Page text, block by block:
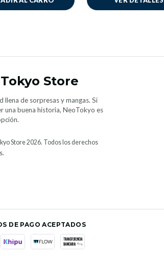
Store
llena de sorpresas y mangas. Si
una buena historia, NeoTokyo es
Store 2026. Todos los derechos
DE PAGO ACEPTADOS